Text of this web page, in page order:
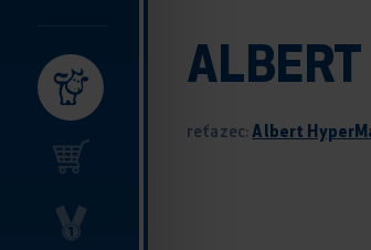
reťazec:Albert